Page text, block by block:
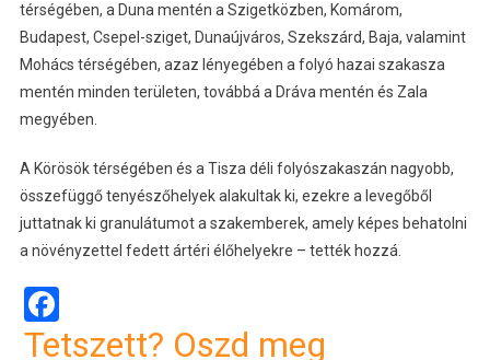
térségében, a Duna mentén a Szigetközben, Komárom,
Budapest, Csepel-sziget, Dunaújváros, Szekszárd, Baja, valamint
Mohács térségében, azaz lényegében a folyó hazai szakasza
mentén minden területen, továbbá a Dráva mentén és Zala
megyében.
A Körösök térségében és a Tisza déli folyószakaszán nagyobb,
összefüggő tenyészőhelyek alakultak ki, ezekre a levegőből
juttatnak ki granulátumot a szakemberek, amely képes behatolni
a növényzettel fedett ártéri élőhelyekre – tették hozzá.
Facebook
Tetszett? Oszd meg